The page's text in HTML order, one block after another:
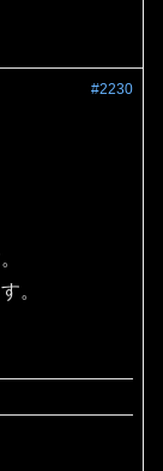
#2230
。